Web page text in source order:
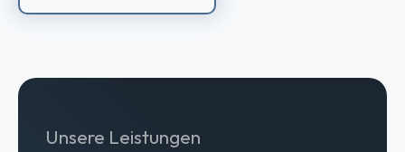
Unsere Leistungen